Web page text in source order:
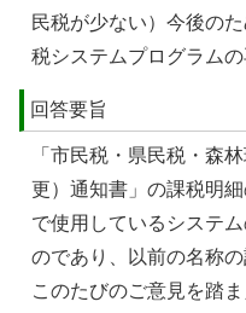
民税が少ない）今後の
税システムプログラム
回答要旨
「市民税・県民税・森
更）通知書」の課税明
で使用しているシステ
のであり、以前の名称
このたびのご意見を踏